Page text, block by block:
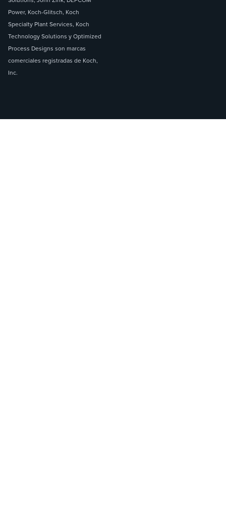
Power, Koch-Glitsch, Koch
Specialty Plant Services, Koch
Technology Solutions y Optimized
Process Designs son marcas
comerciales registradas de Koch,
Inc.